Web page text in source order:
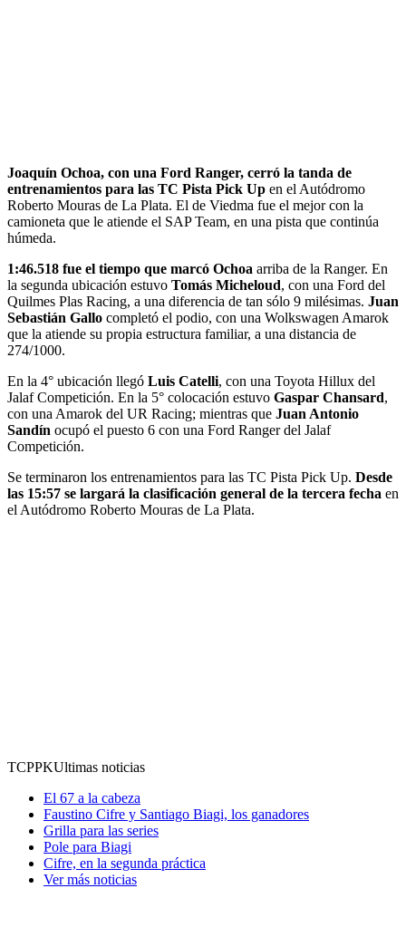
Joaquín Ochoa, con una Ford Ranger, cerró la tanda de
entrenamientos para las TC Pista Pick Up en el Autódromo
Roberto Mouras de La Plata. El de Viedma fue el mejor con la
camioneta que le atiende el SAP Team, en una pista que continúa
húmeda.
1:46.518 fue el tiempo que marcó Ochoa arriba de la Ranger. En
la segunda ubicación estuvo Tomás Micheloud, con una Ford del
Quilmes Plas Racing, a una diferencia de tan sólo 9 milésimas. Juan
Sebastián Gallo completó el podio, con una Wolkswagen Amarok
que la atiende su propia estructura familiar, a una distancia de
274/1000.
En la 4° ubicación llegó Luis Catelli, con una Toyota Hillux del
Jalaf Competición. En la 5° colocación estuvo Gaspar Chansard,
con una Amarok del UR Racing; mientras que Juan Antonio
Sandín ocupó el puesto 6 con una Ford Ranger del Jalaf
Competición.
Se terminaron los entrenamientos para las TC Pista Pick Up. Desde
las 15:57 se largará la clasificación general de la tercera fecha en
el Autódromo Roberto Mouras de La Plata.
TCPPKUltimas noticias
El 67 a la cabeza
Faustino Cifre y Santiago Biagi, los ganadores
Grilla para las series
Pole para Biagi
Cifre, en la segunda práctica
Ver más noticias